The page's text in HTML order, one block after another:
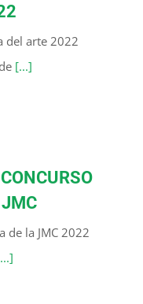
del arte 2022
[...]
de la JMC 2022